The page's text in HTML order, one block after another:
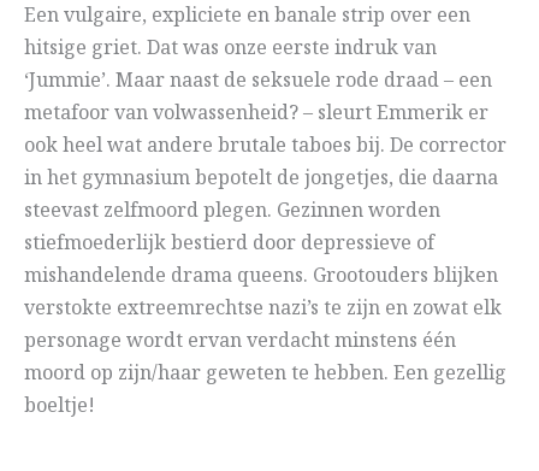
Een vulgaire, expliciete en banale strip over een
hitsige griet. Dat was onze eerste indruk van
‘Jummie’. Maar naast de seksuele rode draad – een
metafoor van volwassenheid? – sleurt Emmerik er
ook heel wat andere brutale taboes bij. De corrector
in het gymnasium bepotelt de jongetjes, die daarna
steevast zelfmoord plegen. Gezinnen worden
stiefmoederlijk bestierd door depressieve of
mishandelende drama queens. Grootouders blijken
verstokte extreemrechtse nazi’s te zijn en zowat elk
personage wordt ervan verdacht minstens één
moord op zijn/haar geweten te hebben. Een gezellig
boeltje!